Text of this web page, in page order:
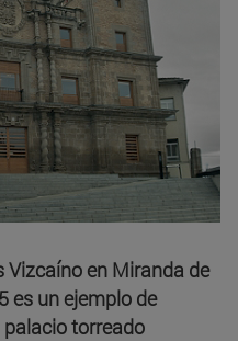
Vizcaíno en Miranda de
es un ejemplo de
torreado